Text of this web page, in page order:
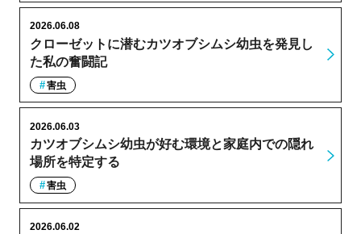
クローゼットに潜むカツオブシムシ幼虫を発見し
た私の奮闘記
2026.06.08
害虫
カツオブシムシ幼虫が好む環境と家庭内での隠れ
場所を特定する
2026.06.03
害虫
2026.06.02